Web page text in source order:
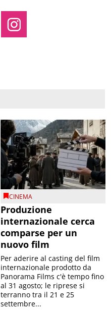
CINEMA
Produzione
internazionale cerca
comparse per un
nuovo film
Per aderire al casting del film
internazionale prodotto da
Panorama Films c'è tempo fino
al 31 agosto; le riprese si
terranno tra il 21 e 25
settembre...